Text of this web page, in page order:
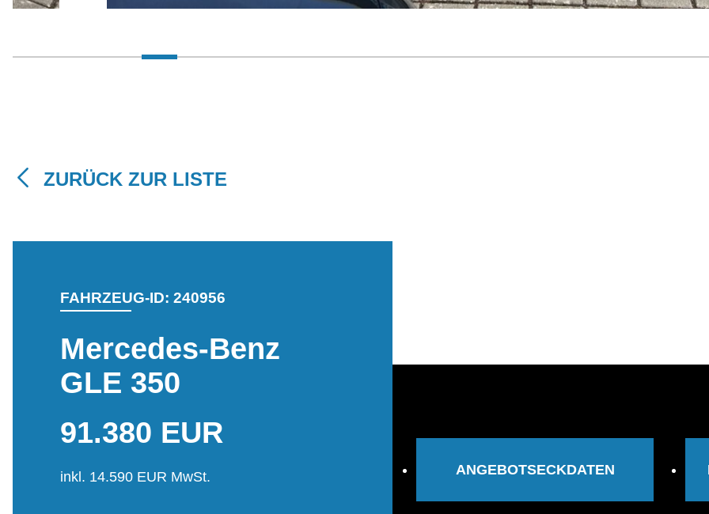
ZURÜCK ZUR LISTE
FAHRZEUG-ID: 240956
Mercedes-Benz
GLE 350
91.380 EUR
inkl. 14.590 EUR MwSt. ANGEBOTSECKDATEN